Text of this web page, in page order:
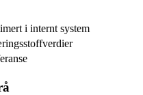
i internt system